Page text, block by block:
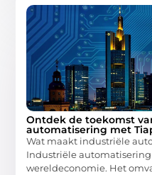
Ontdek de toekomst
automatisering met
Wat maakt industriële
Industriële
wereldeconomie. Het